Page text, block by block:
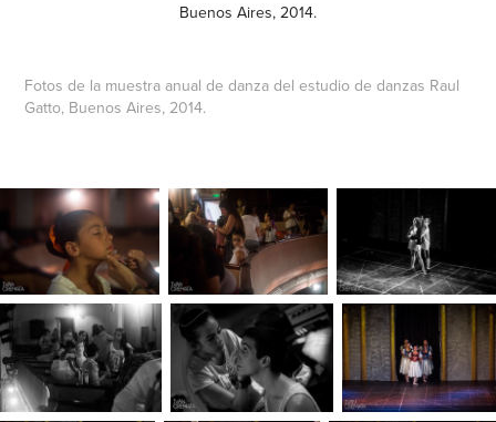
Buenos Aires, 2014.
Fotos de la muestra anual de danza del estudio de danzas Raul
Gatto, Buenos Aires, 2014.